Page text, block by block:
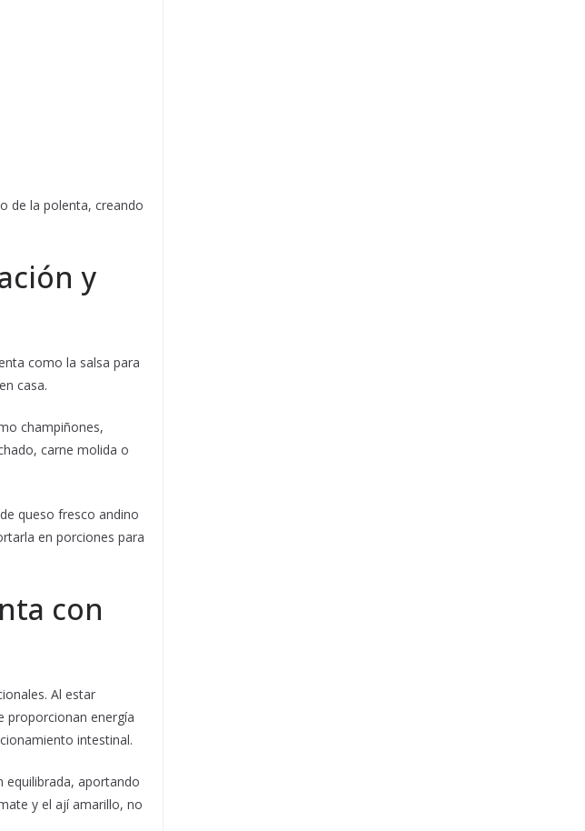
de la polenta, creando
y
como la salsa para
casa.
champiñones,
carne molida o
queso fresco andino
en porciones para
con
Al estar
proporcionan energía
intestinal.
equilibrada, aportando
y el ají amarillo, no